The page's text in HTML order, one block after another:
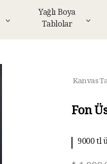
Yağlı Boya
Tablolar
Kanvas
Fon
9000 tl